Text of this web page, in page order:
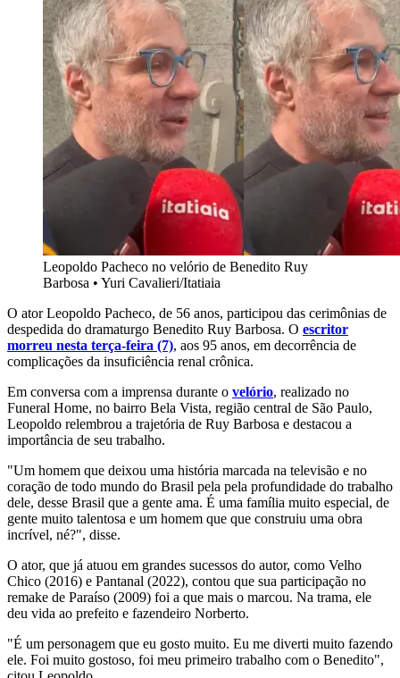
Leopoldo Pacheco no velório de Benedito Ruy
Barbosa • Yuri Cavalieri/Itatiaia
O ator Leopoldo Pacheco, de 56 anos, participou das cerimônias de
despedida do dramaturgo Benedito Ruy Barbosa. O escritor
morreu nesta terça-feira (7), aos 95 anos, em decorrência de
complicações da insuficiência renal crônica.
Em conversa com a imprensa durante o velório, realizado no
Funeral Home, no bairro Bela Vista, região central de São Paulo,
Leopoldo relembrou a trajetória de Ruy Barbosa e destacou a
importância de seu trabalho.
"Um homem que deixou uma história marcada na televisão e no
coração de todo mundo do Brasil pela pela profundidade do trabalho
dele, desse Brasil que a gente ama. É uma família muito especial, de
gente muito talentosa e um homem que que construiu uma obra
incrível, né?", disse.
O ator, que já atuou em grandes sucessos do autor, como Velho
Chico (2016) e Pantanal (2022), contou que sua participação no
remake de Paraíso (2009) foi a que mais o marcou. Na trama, ele
deu vida ao prefeito e fazendeiro Norberto.
"É um personagem que eu gosto muito. Eu me diverti muito fazendo
ele. Foi muito gostoso, foi meu primeiro trabalho com o Benedito",